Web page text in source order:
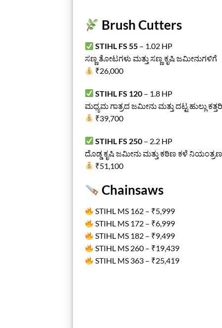
Brush Cutters
STIHL FS 55 – 1.02 HP
ಸಣ್ಣ ತೋಟಗಳು ಮತ್ತು ಸಣ್ಣ ಕೃಷಿ ಜಮೀನುಗಳಿಗೆ
₹26,000
STIHL FS 120 – 1.8 HP
ಮಧ್ಯಮ ಗಾತ್ರದ ಜಮೀನು ಮತ್ತು ದಟ್ಟ ಹುಲ್ಲು
₹39,700
STIHL FS 250 – 2.2 HP
ದೊಡ್ಡ ಕೃಷಿ ಜಮೀನು ಮತ್ತು ಕಠಿಣ ಕಳೆ
₹51,100
Chainsaws
STIHL MS 162 – ₹5,999
STIHL MS 172 – ₹6,999
STIHL MS 182 – ₹9,499
STIHL MS 260 – ₹19,439
STIHL MS 363 – ₹25,419